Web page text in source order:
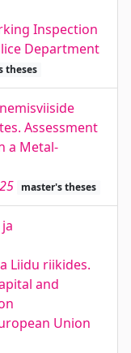
Inspection
Department
theses
Assessment
a Metal-
master's theses
Liidu riikides.
and
Union